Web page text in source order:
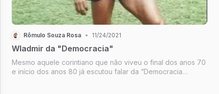
Rômulo Souza Rosa • 11/24/2021
Wladmir da "Democracia"
Mesmo aquele corintiano que não viveu o final dos anos 70
e início dos anos 80 já escutou falar da “Democracia